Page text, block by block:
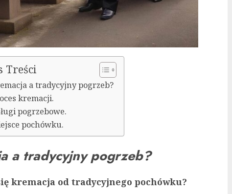
Treści
a tradycyjny pogrzeb?
kremacji.
pogrzebowe.
pochówku.
a tradycyjny pogrzeb?
kremacja od tradycyjnego pochówku?